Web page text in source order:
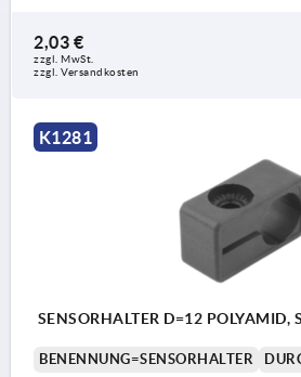
2,03 €
zzgl. MwSt.
zzgl. Versandkosten
K1281
SENSORHALTER D=12 POLYAMID,
BENENNUNG=SENSORHALTER